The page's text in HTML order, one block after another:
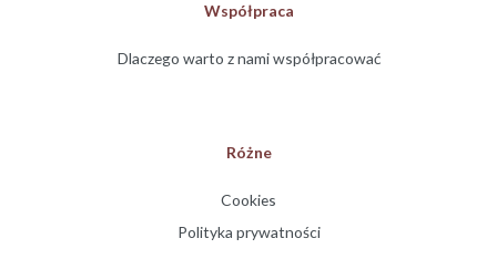
Współpraca
Dlaczego warto z nami współpracować
Różne
Cookies
Polityka prywatności